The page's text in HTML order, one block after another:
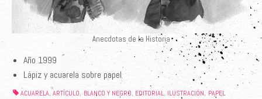
Anecdotas de la Historia
Año 1999
Lápiz y acuarela sobre papel
ACUARELA, ARTÍCULO, BLANCO Y NEGRO, EDITORIAL, ILUSTRACIÓN, PAPEL